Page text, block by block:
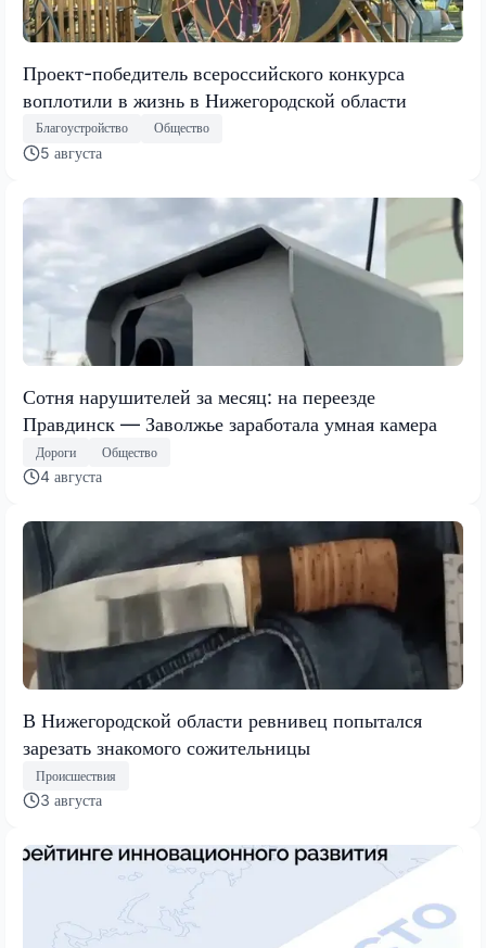
Проект-победитель всероссийского конкурса
воплотили в жизнь в Нижегородской области
Благоустройство Общество
5 августа
Сотня нарушителей за месяц: на переезде
Правдинск — Заволжье заработала умная камера
Дороги Общество
4 августа
В Нижегородской области ревнивец попытался
зарезать знакомого сожительницы
Происшествия
3 августа